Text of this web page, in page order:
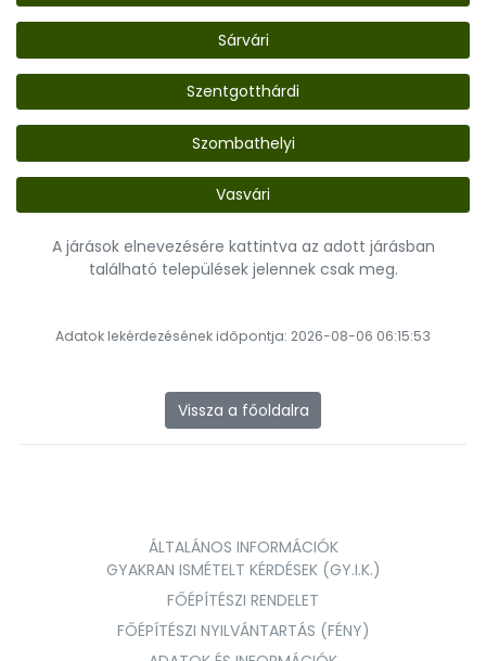
Sárvári
Szentgotthárdi
Szombathelyi
Vasvári
A járások elnevezésére kattintva az adott járásban
található települések jelennek csak meg.
Adatok lekérdezésének időpontja: 2026-08-06 06:15:53
Vissza a főoldalra
ÁLTALÁNOS INFORMÁCIÓK
GYAKRAN ISMÉTELT KÉRDÉSEK (GY.I.K.)
FŐÉPÍTÉSZI RENDELET
FŐÉPÍTÉSZI NYILVÁNTARTÁS (FÉNY)